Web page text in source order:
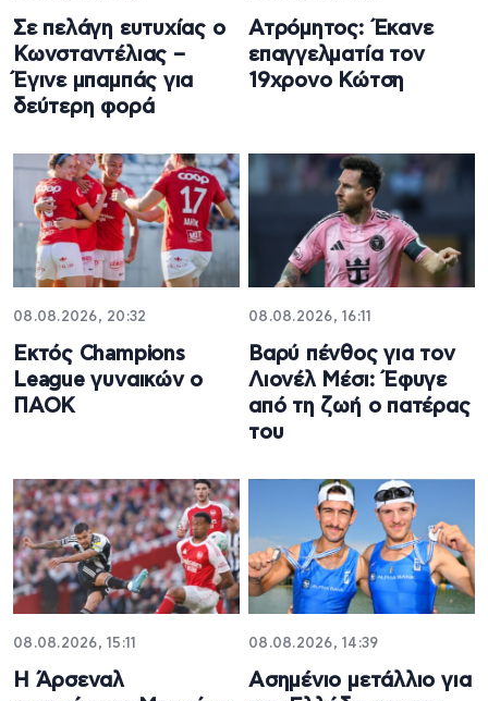
Σε πελάγη ευτυχίας ο
Κωνσταντέλιας –
Έγινε μπαμπάς για
δεύτερη φορά
Ατρόμητος: Έκανε
επαγγελματία τον
19χρονο Κώτση
08.08.2026, 20:32
Εκτός Champions
League γυναικών ο
ΠΑΟΚ
08.08.2026, 16:11
Βαρύ πένθος για τον
Λιονέλ Μέσι: Έφυγε
από τη ζωή ο πατέρας
του
08.08.2026, 15:11
Η Άρσεναλ
08.08.2026, 14:39
Ασημένιο μετάλλιο για